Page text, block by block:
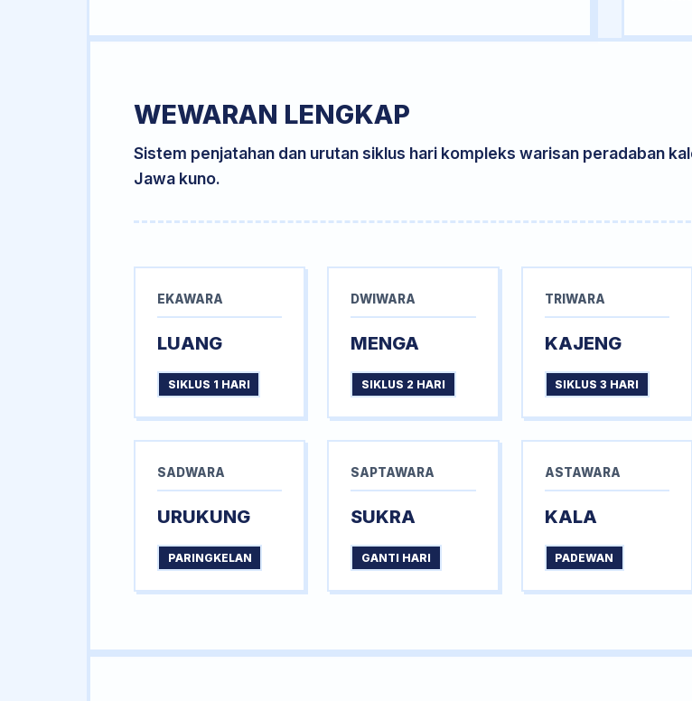
WEWARAN LENGKAP
Sistem penjatahan dan urutan siklus hari kompleks warisan peradaban
Jawa kuno.
EKAWARA
LUANG
SIKLUS 1 HARI
DWIWARA
MENGA
SIKLUS 2 HARI
TRIWARA
KAJENG
SIKLUS 3 HARI
SADWARA
URUKUNG
PARINGKELAN
SAPTAWARA
SUKRA
GANTI HARI
ASTAWARA
KALA
PADEWAN